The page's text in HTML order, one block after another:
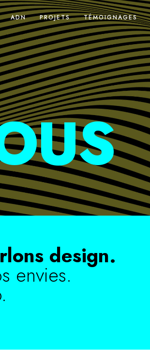
ADN PROJETS TÉMOIGNAGES
design.
envies.